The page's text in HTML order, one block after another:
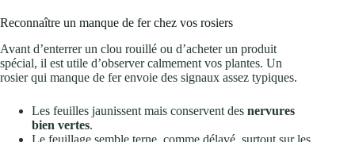
Reconnaître un manque de fer chez vos rosiers
Avant d’enterrer un clou rouillé ou d’acheter un produit
spécial, il est utile d’observer calmement vos plantes. Un
rosier qui manque de fer envoie des signaux assez typiques.
Les feuilles jaunissent mais conservent des nervures
bien vertes.
Le feuillage semble terne, comme délavé, surtout sur les